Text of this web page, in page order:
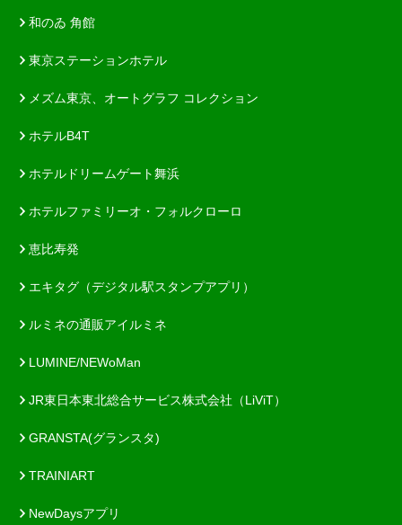
和のゐ 角館
東京ステーションホテル
メズム東京、オートグラフ コレクション
ホテルB4T
ホテルドリームゲート舞浜
ホテルファミリーオ・フォルクローロ
恵比寿発
エキタグ（デジタル駅スタンプアプリ）
ルミネの通販アイルミネ
LUMINE/NEWoMan
JR東日本東北総合サービス株式会社（LiViT）
GRANSTA(グランスタ)
TRAINIART
NewDaysアプリ